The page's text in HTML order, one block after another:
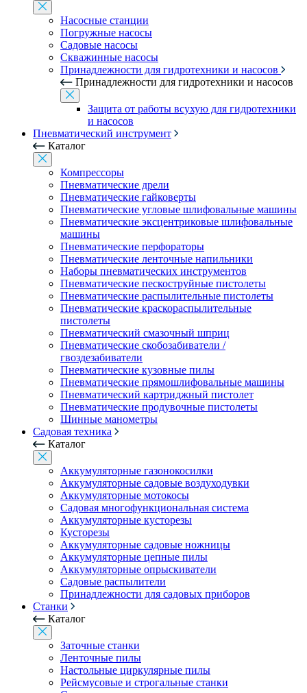
Насосные станции
Погружные насосы
Садовые насосы
Скважинные насосы
Принадлежности для гидротехники и насосов
Принадлежности для гидротехники и насосов
Защита от работы всухую для гидротехники
и насосов
Пневматический инструмент
Каталог
Компрессоры
Пневматические дрели
Пневматические гайковерты
Пневматические угловые шлифовальные машины
Пневматические эксцентриковые шлифовальные
машины
Пневматические перфораторы
Пневматические ленточные напильники
Наборы пневматических инструментов
Пневматические пескоструйные пистолеты
Пневматические распылительные пистолеты
Пневматические краскораспылительные
пистолеты
Пневматический смазочный шприц
Пневматические скобозабиватели /
гвоздезабиватели
Пневматические кузовные пилы
Пневматические прямошлифовальные машины
Пневматический картриджный пистолет
Пневматические продувочные пистолеты
Шинные манометры
Садовая техника
Каталог
Аккумуляторные газонокосилки
Аккумуляторные садовые воздуходувки
Аккумуляторные мотокосы
Садовая многофункциональная система
Аккумуляторные кусторезы
Кусторезы
Аккумуляторные садовые ножницы
Аккумуляторные цепные пилы
Аккумуляторные опрыскиватели
Садовые распылители
Принадлежности для садовых приборов
Станки
Каталог
Заточные станки
Ленточные пилы
Настольные циркулярные пилы
Рейсмусовые и строгальные станки